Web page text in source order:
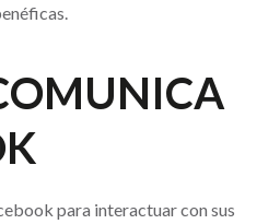
para interactuar con sus